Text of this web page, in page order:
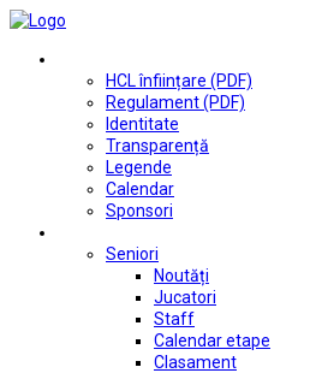
HCL înființare (PDF)
Regulament (PDF)
Identitate
Transparență
Legende
Calendar
Sponsori
Seniori
Noutăți
Jucatori
Staff
Calendar etape
Clasament